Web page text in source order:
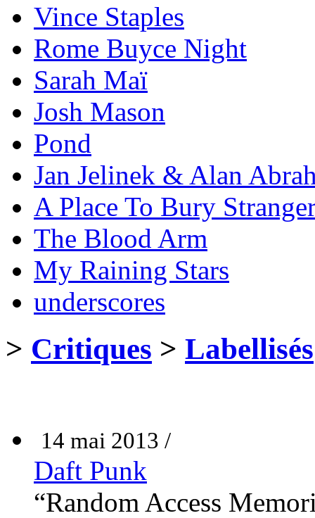
Vince Staples
Rome Buyce Night
Sarah Maï
Josh Mason
Pond
Jan Jelinek & Alan
A Place To Bury
The Blood Arm
My Raining Stars
underscores
> Critiques > Labellisés
14 mai 2013 /
Daft Punk
“Random Access